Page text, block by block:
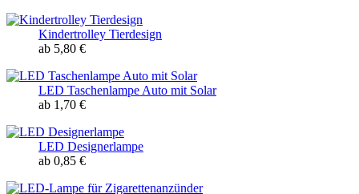
Kindertrolley Tierdesign
ab 5,80 €
LED Taschenlampe Auto mit Solar
ab 1,70 €
LED Designerlampe
ab 0,85 €